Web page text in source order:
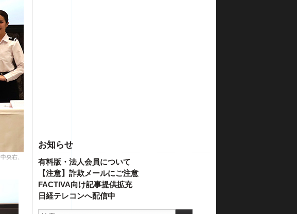
お知らせ
有料版・法人会員について
【注意】詐欺メールにご注意
FACTIVA向け記事提供拡充
日経テレコンへ配信中
央右、